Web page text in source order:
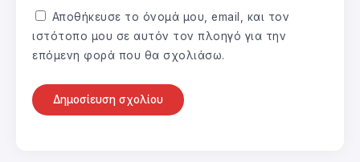
Αποθήκευσε το όνομά μου, email, και τον
ιστότοπο μου σε αυτόν τον πλοηγό για την
επόμενη φορά που θα σχολιάσω.